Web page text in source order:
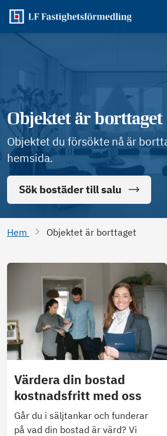
Objektet är borttaget
Objektet du försökte nå är
hemsida.
Sök bostäder till salu
Hem Objektet är borttaget
Värdera din bostad
kostnadsfritt med oss
Går du i säljtankar och funderar
på vad din bostad är värd? Vi